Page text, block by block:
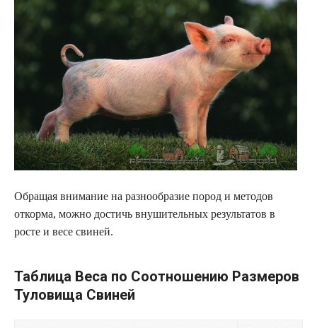
Обращая внимание на разнообразие пород и методов
откорма, можно достичь внушительных результатов в
росте и весе свиней.
Таблица Веса по Соотношению Размеров
Туловища Свиней